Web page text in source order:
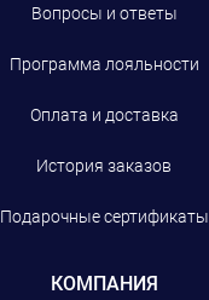
Вопросы и ответы
Программа лояльности
Оплата и доставка
История заказов
Подарочные сертификаты
КОМПАНИЯ